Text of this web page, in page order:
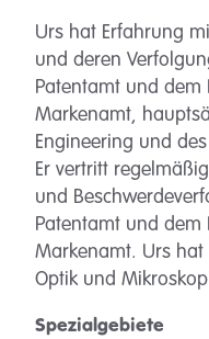
Urs hat Erfahrung
und deren
Patentamt und dem
Markenamt,
Engineering und
Er vertritt
und
Patentamt und dem
Markenamt. Urs hat
Optik und
Spezialgebiete